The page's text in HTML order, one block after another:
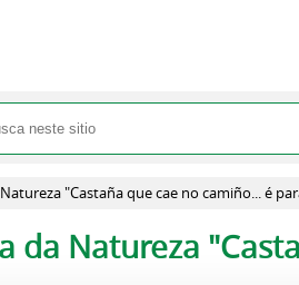
de busca
"Castaña que cae no camiño... é
da Natureza